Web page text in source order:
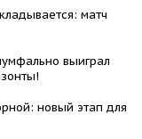
матч
выиграл
новый этап для